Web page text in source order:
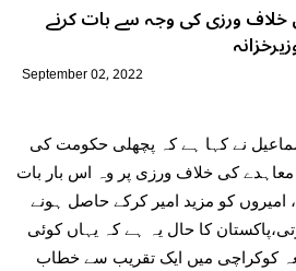
خلاف ورزی کی وجہ سے بات کرنے
September 02, 2022
نے کہا ہے کہ پچھلی حکومت کی
کی خلاف ورزی پر وہ اس بار بات
امیروں کو مزید امیر کرکے حاصل ہونے
کا حال یہ ہے کہ یہاں کوئی
کوکراچی میں ایک تقریب سے خطاب